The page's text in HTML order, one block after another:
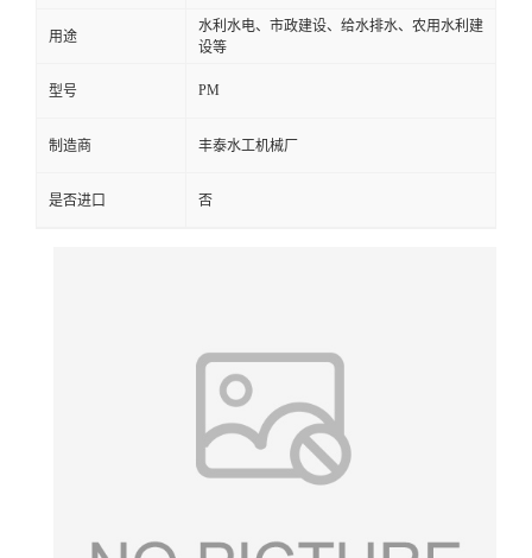
用途
水利水电、市政建设、给水排水、农用水利建
设等
型号 PM
制造商 丰泰水工机械厂
是否进口 否